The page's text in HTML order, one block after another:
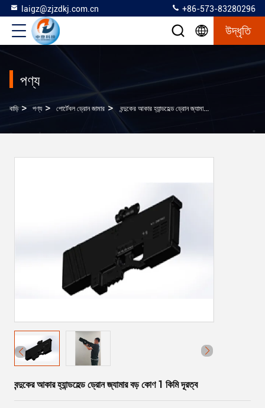
laigz@zjzdkj.com.cn +86-573-83280296
উদ্ধৃতি
পণ্য
বাড়ি > পণ্য > পোর্টেবল ড্রোন জামার > বন্দুকের আকার হ্যান্ডহেল্ড ড্রোন জ্যামার বড় কোণ 1 কিমি দূরত্ব
বন্দুকের আকার হ্যান্ডহেল্ড ড্রোন জ্যামার বড় কোণ 1 কিমি দূরত্ব